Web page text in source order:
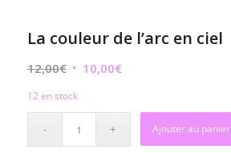
La couleur de l’arc en ciel
12,00€ Le
était :
12,00€.
10,00€Le
10,00€.
12 en stock
Ajouter au panier